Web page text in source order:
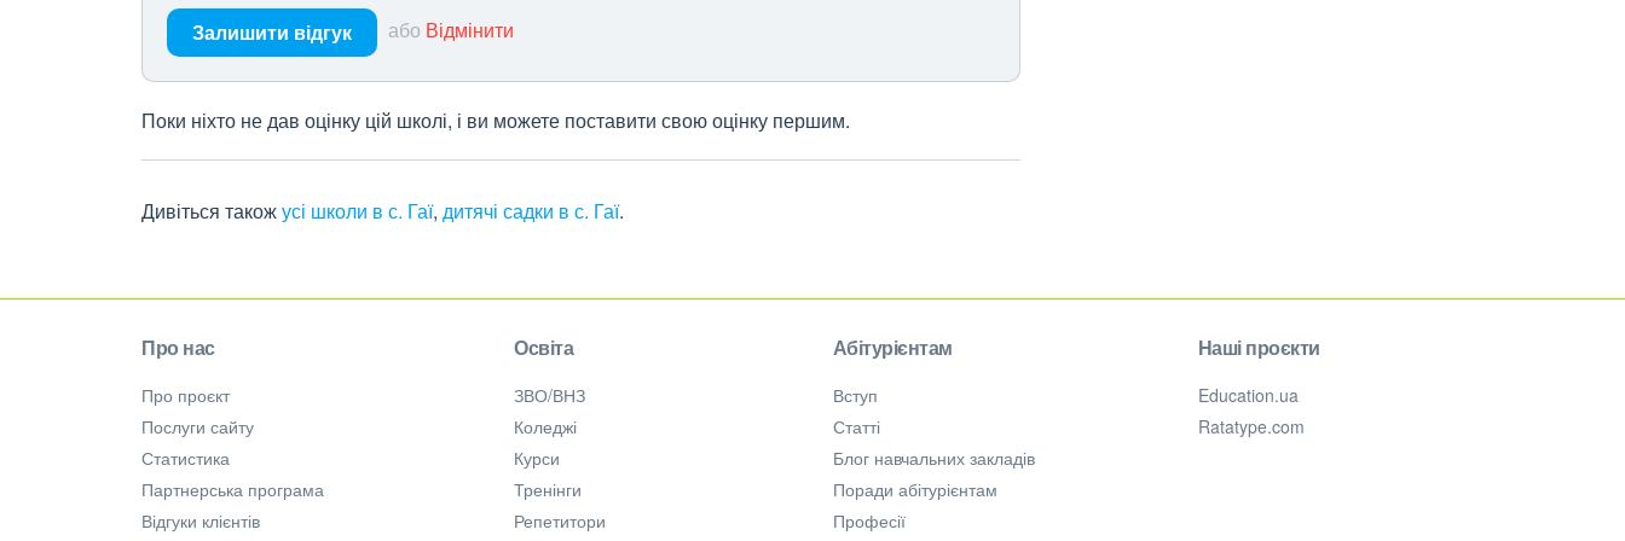
Залишити відгук або Відмінити
Поки ніхто не дав оцінку цій школі, і ви можете поставити свою оцінку першим.
Дивіться такожусі школи в с. Гаї, дитячі садки в с. Гаї.
Про нас
Про проєкт
Послуги сайту
Статистика
Партнерська програма
Відгуки клієнтів
Освіта
ЗВО/ВНЗ
Коледжі
Курси
Тренінги
Репетитори
Абітурієнтам
Вступ
Статті
Блог навчальних закладів
Поради абітурієнтам
Професії
Наші проєкти
Education.ua
Ratatype.com